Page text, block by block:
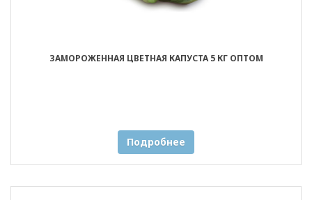
ЗАМОРОЖЕННАЯ ЦВЕТНАЯ КАПУСТА 5 КГ ОПТОМ
Подробнее